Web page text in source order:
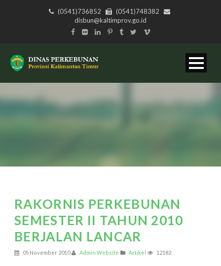
(0541)736852
(0541)748382
disbun@kaltimprov.go.id
RAKORNIS PERKEBUNAN
SEMESTER II TAHUN 2010
BERJALAN LANCAR
05 November 2010 Admin Website Artikel 12182